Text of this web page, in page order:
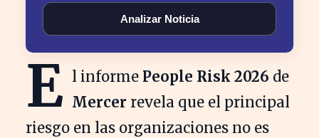
Analizar Noticia
E l informe People Risk 2026 de
Mercer revela que el principal
riesgo en las organizaciones no es